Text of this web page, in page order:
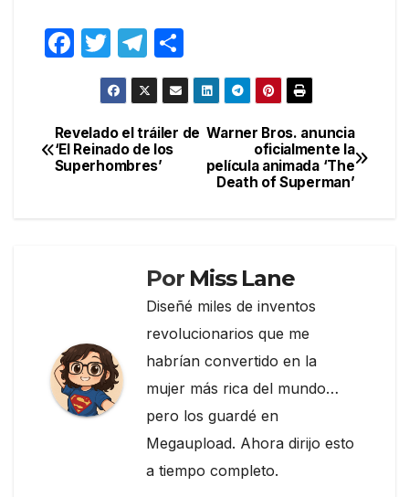
F
e
b
T
w
itt
er
T
el
e
gr
a
o
m
p
ar
Navegación
de
Warner Bros. anuncia
oficialmente la
película animada ‘The
Death of Superman’
Revelado el tráiler de
‘El Reinado de los
Superhombres’
Por Miss Lane
Diseñé miles de inventos
revolucionarios que me
habrían convertido en la
mujer más rica del mundo…
pero los guardé en
Megaupload. Ahora dirijo esto
a tiempo completo.